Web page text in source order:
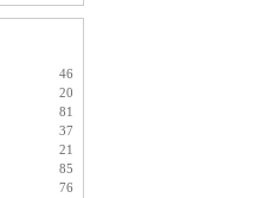
46
20
81
37
21
85
76